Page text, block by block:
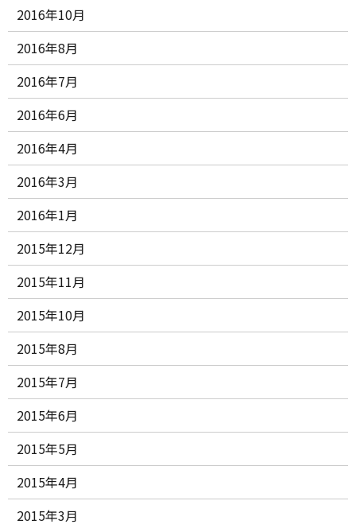
2016年10月
2016年8月
2016年7月
2016年6月
2016年4月
2016年3月
2016年1月
2015年12月
2015年11月
2015年10月
2015年8月
2015年7月
2015年6月
2015年5月
2015年4月
2015年3月